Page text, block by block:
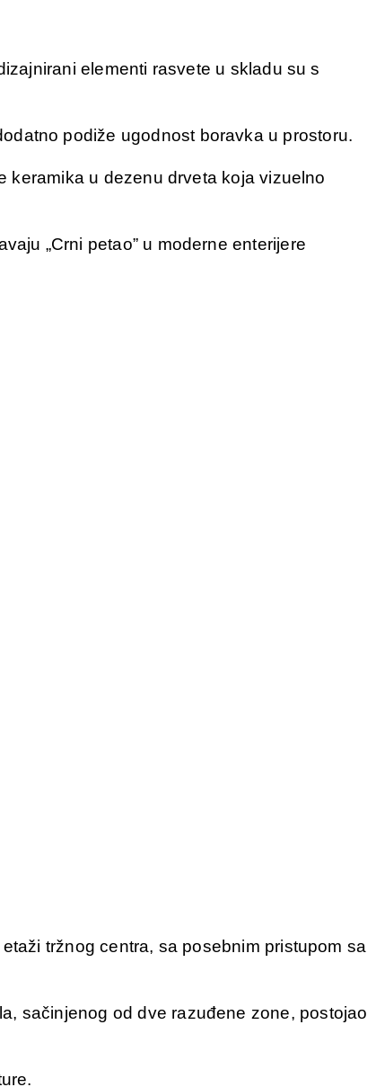
elementi rasvete u skladu su s
podiže ugodnost boravka u prostoru.
keramika u dezenu drveta koja vizuelno
„Crni petao” u moderne enterijere
tržnog centra, sa posebnim pristupom sa
sačinjenog od dve razuđene zone, postojao